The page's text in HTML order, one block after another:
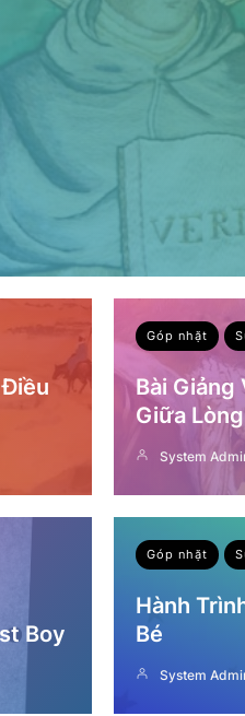
Góp nhặt
Bài Giảng
Giữa
System
Boy
Góp nhặt
Hành
Bé
System